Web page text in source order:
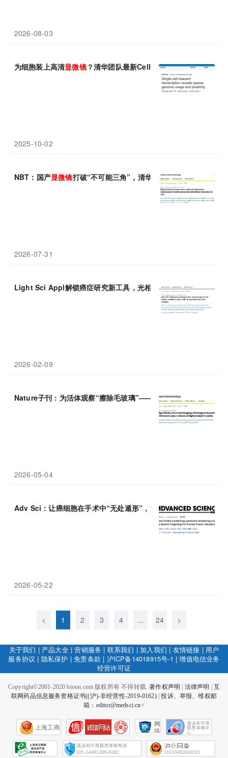
2026-08-03
为细胞装上高清显微镜？清华团队最新Cell研究
2025-10-02
NBT：国产显微镜打破“不可能三角”，清华大学戴琼海等团队发
2026-07-31
Light Sci Appl解锁癌症研究新工具，光相干光声显微镜结合AI实
2026-02-09
Nature子刊：为活体观察“擦除毛玻璃”——清华大学戴琼海等团队
2026-05-04
Adv Sci：让癌细胞在手术中“无处遁形”，湖南师范大学刘苏来等
2026-05-22
< 1 2 3 4 ... 24 >
关于我们 | 产品大全|营销服务 | 联系我们 | 加入我们 | 友情链接 | 用户
服务协议 | 隐私保护 |免责条款 | 沪ICP备14018915号-1 |增值电信业务
经营许可证
Copyright©2001-2020 bioon.com 版权所有 不得转载.著作权声明 法律声明
互
联网药品信息服务资格证书((沪)-非经营性-2019-0162)|投诉、举报、维权邮
箱：editor@medsci.cn<
上海工商
网
络
会
征
021-54485309-8082 31010402000321